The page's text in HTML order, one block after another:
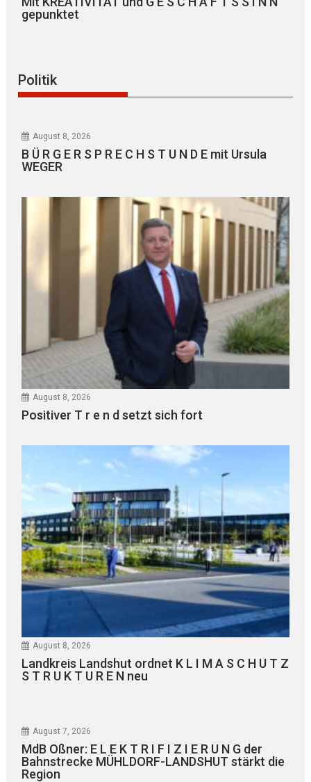
gepunktet
Politik
August 8, 2026
B Ü R G E R S P R E C H S T U N D E mit Ursula
WEGER
August 8, 2026
Positiver T r e n d setzt sich fort
August 8, 2026
Landkreis Landshut ordnet K L I M A S C H U T Z
S T R U K T U R E N neu
August 7, 2026
MdB Oßner: E L E K T R I F I Z I E R U N G der
Bahnstrecke MÜHLDORF-LANDSHUT stärkt die
Region